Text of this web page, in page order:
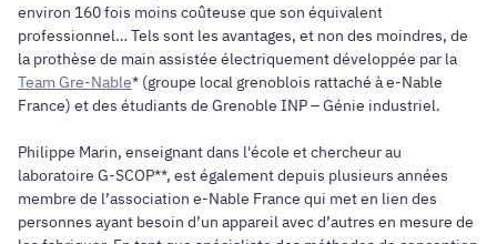
environ 160 fois moins coûteuse que son équivalent
professionnel… Tels sont les avantages, et non des moindres, de
la prothèse de main assistée électriquement développée par la
Team Gre-Nable* (groupe local grenoblois rattaché à e-Nable
France) et des étudiants de Grenoble INP – Génie industriel.
Philippe Marin, enseignant dans l'école et chercheur au
laboratoire G-SCOP**, est également depuis plusieurs années
membre de l’association e-Nable France qui met en lien des
personnes ayant besoin d’un appareil avec d’autres en mesure de